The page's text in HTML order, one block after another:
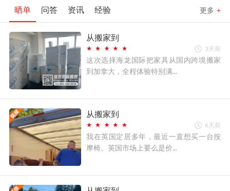
晒单 问答 资讯 经验 更多 +
从搬家到
3天前
这次选择海龙国际把家具从国内跨境搬家
到加拿大，全程体验特别满...
从搬家到
6天前
我在英国定居多年，最近一直想买一台按
摩椅。英国市场上要么是价...